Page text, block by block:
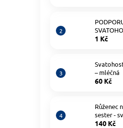
1 Kč
– mléčná
60 Kč
Růženec
sester -
140 Kč